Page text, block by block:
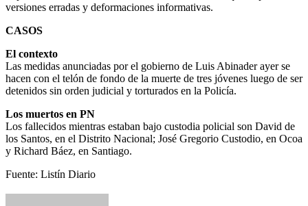
versiones erradas y deformaciones informativas.
CASOS
El contexto
Las medidas anunciadas por el gobierno de Luis Abinader ayer se
hacen con el telón de fondo de la muerte de tres jóvenes luego de ser
detenidos sin orden judicial y torturados en la Policía.
Los muertos en PN
Los fallecidos mientras estaban bajo custodia policial son David de
los Santos, en el Distrito Nacional; José Gregorio Custodio, en Ocoa
y Richard Báez, en Santiago.
Fuente: Listín Diario